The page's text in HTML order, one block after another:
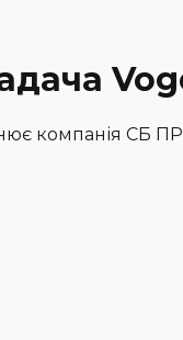
компанія СБ